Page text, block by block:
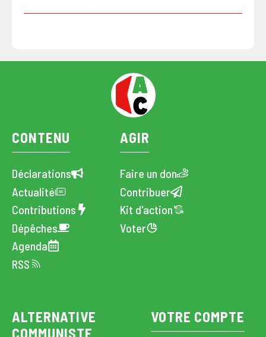
CONTENU
Déclarations
Actualité
Contributions
Dépêches
Agenda
RSS
AGIR
Faire un don
Contribuer
Kit d'action
Voter
ALTERNATIVE
COMMUNISTE
VOTRE COMPTE